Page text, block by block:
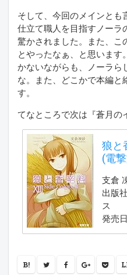
そして、今回のメインと
仕立て職人を目指すノーラ
驚かされました。また、こ
とやったなぁ、と思いま
かないながらも、ノーラら
な。また、どこかで本編と
す。
てなところで次は『蒼月の
狼と
(電
支倉
出版
ス
発売
B!